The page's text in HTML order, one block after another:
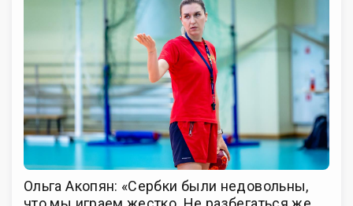
Ольга Акопян: «Сербки были недовольны,